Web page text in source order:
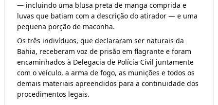
— incluindo uma blusa preta de manga comprida e
luvas que batiam com a descrição do atirador — e uma
pequena porção de maconha.
Os três indivíduos, que declararam ser naturais da
Bahia, receberam voz de prisão em flagrante e foram
encaminhados à Delegacia de Polícia Civil juntamente
com o veículo, a arma de fogo, as munições e todos os
demais materiais apreendidos para a continuidade dos
procedimentos legais.